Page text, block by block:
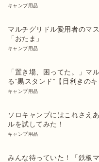
キャンプ用品
マルチグリドル愛用者のマ
「おたま」
キャンプ用品
「置き場、困ってた。」マ
る“黒スタンド”【目利きのキ
キャンプ用品
ソロキャンプにはこれさえ
ルを試してみた！
キャンプ用品
みんな待っていた！「鉄板